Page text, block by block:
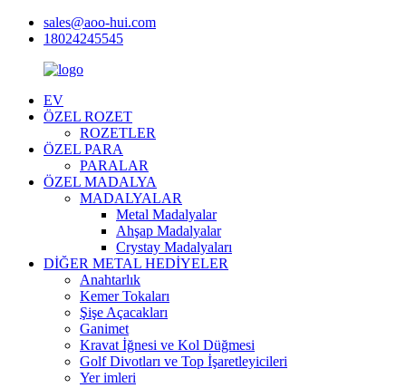
sales@aoo-hui.com
18024245545
EV
ÖZEL ROZET
ROZETLER
ÖZEL PARA
PARALAR
ÖZEL MADALYA
MADALYALAR
Metal Madalyalar
Ahşap Madalyalar
Crystay Madalyaları
DİĞER METAL HEDİYELER
Anahtarlık
Kemer Tokaları
Şişe Açacakları
Ganimet
Kravat İğnesi ve Kol Düğmesi
Golf Divotları ve Top İşaretleyicileri
Yer imleri